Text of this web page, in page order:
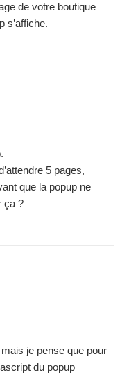
de votre boutique
s’affiche.
5 pages,
que la popup ne
ça ?
je pense que pour
du popup